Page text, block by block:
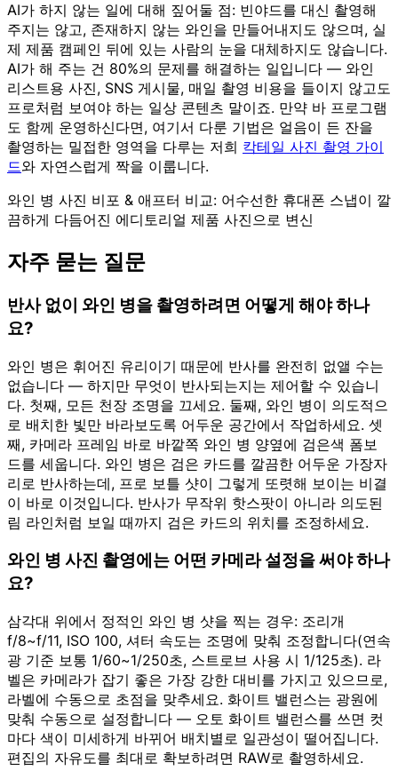
AI가 하지 않는 일에 대해 짚어둘 점: 빈야드를 대신 촬영해
주지는 않고, 존재하지 않는 와인을 만들어내지도 않으며, 실
제 제품 캠페인 뒤에 있는 사람의 눈을 대체하지도 않습니다.
AI가 해 주는 건 80%의 문제를 해결하는 일입니다 — 와인
리스트용 사진, SNS 게시물, 매일 촬영 비용을 들이지 않고도
프로처럼 보여야 하는 일상 콘텐츠 말이죠. 만약 바 프로그램
도 함께 운영하신다면, 여기서 다룬 기법은 얼음이 든 잔을
촬영하는 밀접한 영역을 다루는 저희 칵테일 사진 촬영 가이
드와 자연스럽게 짝을 이룹니다.
와인 병 사진 비포 & 애프터 비교: 어수선한 휴대폰 스냅이 깔
끔하게 다듬어진 에디토리얼 제품 사진으로 변신
자주 묻는 질문
반사 없이 와인 병을 촬영하려면 어떻게 해야 하나
요?
와인 병은 휘어진 유리이기 때문에 반사를 완전히 없앨 수는
없습니다 — 하지만 무엇이 반사되는지는 제어할 수 있습니
다. 첫째, 모든 천장 조명을 끄세요. 둘째, 와인 병이 의도적으
로 배치한 빛만 바라보도록 어두운 공간에서 작업하세요. 셋
째, 카메라 프레임 바로 바깥쪽 와인 병 양옆에 검은색 폼보
드를 세웁니다. 와인 병은 검은 카드를 깔끔한 어두운 가장자
리로 반사하는데, 프로 보틀 샷이 그렇게 또렷해 보이는 비결
이 바로 이것입니다. 반사가 무작위 핫스팟이 아니라 의도된
림 라인처럼 보일 때까지 검은 카드의 위치를 조정하세요.
와인 병 사진 촬영에는 어떤 카메라 설정을 써야 하나
요?
삼각대 위에서 정적인 와인 병 샷을 찍는 경우: 조리개
f/8~f/11, ISO 100, 셔터 속도는 조명에 맞춰 조정합니다(연속
광 기준 보통 1/60~1/250초, 스트로브 사용 시 1/125초). 라
벨은 카메라가 잡기 좋은 가장 강한 대비를 가지고 있으므로,
라벨에 수동으로 초점을 맞추세요. 화이트 밸런스는 광원에
맞춰 수동으로 설정합니다 — 오토 화이트 밸런스를 쓰면 컷
마다 색이 미세하게 바뀌어 배치별로 일관성이 떨어집니다.
편집의 자유도를 최대로 확보하려면 RAW로 촬영하세요.